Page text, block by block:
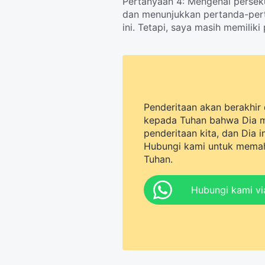
orang pilihan"(Matius 24:23-
melalui inkarnasi sudah pasti
dan menunjukkan pertanda-
ini. Tetapi, saya masih
membedakannya?
Penderitaan akan
kepada Tuhan bahwa Dia
penderitaan kita, dan Dia
Hubungi kami untuk
Tuhan.
Hubungi kami